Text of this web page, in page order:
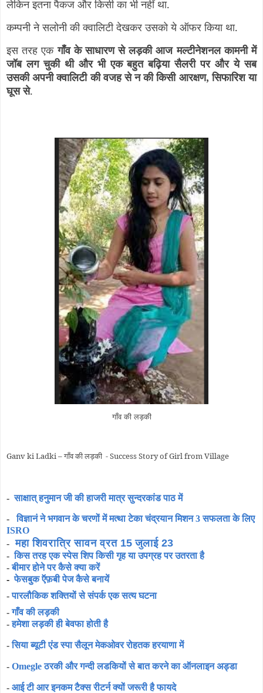
लेकिन इतना पैकज और किसी का भी नहीं था.
कम्पनी ने सलोनी की क्वालिटी देखकर उसको ये ऑफर किया था.
इस तरह एकगाँव के साधारण से लड़की आज मल्टीनेशनल कामनी में
जॉब लग चुकी थी और भी एक बहुत बढ़िया सैलरी पर और ये सब
उसकी अपनी क्वालिटी की वजह से न की किसी आरक्षण, सिफारिश या
घूससे.
गाँव की लड़की
Ganv ki Ladki – गाँव की लड़की - Success Story of Girl from Village
-साक्षात् हनुमान जी की हाजरी मात्र सुन्दरकांड पाठ में
-विज्ञानं ने भगवान के चरणों में मत्था टेका चंद्रयान मिशन 3 सफलता के लिए
ISRO
- महा शिवरात्रि सावन व्रत 15 जुलाई 23
-किस तरह एक स्पेस शिप किसी गृह या उपग्रह पर उतरता है
-बीमार होने पर कैसे क्या करें
-फेसबुक ऍफ़बी पेज कैसे बनायें
-पारलौकिक शक्तियों से संपर्क एक सत्य घटना
-गाँव की लड़की
-हमेशा लड़की ही बेवफा होती है
-सिया ब्यूटी एंड स्पा सैलून मेकओवर रोहतक हरयाणा में
- Omegle ठरकी और गन्दी लडकियों से बात करने का ऑनलाइन अड्डा
- आई टी आर इनकम टैक्स रीटर्न क्यों जरूरी है फायदे